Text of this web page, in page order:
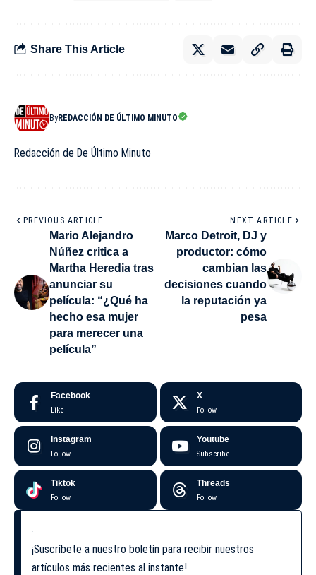
Share This Article
ByREDACCIÓN DE ÚLTIMO MINUTO
Redacción de De Último Minuto
PREVIOUS ARTICLE
Mario Alejandro
Núñez critica a
Martha Heredia tras
anunciar su
película: “¿Qué ha
hecho esa mujer
para merecer una
película”
NEXT ARTICLE
Marco Detroit, DJ y
productor: cómo
cambian las
decisiones cuando
la reputación ya
pesa
Facebook
Like
X
Follow
Instagram
Follow
Youtube
Subscribe
Tiktok
Follow
Threads
Follow
¡Suscríbete a nuestro boletín para recibir nuestros
artículos más recientes al instante!